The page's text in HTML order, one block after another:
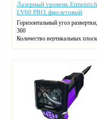
Лазерный уровень Ermenrich
LV60 PRO, фиолетовый
Горизонтальный угол
360
Количество вертикальных